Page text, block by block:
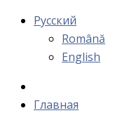
Русский
Română
English
Главная